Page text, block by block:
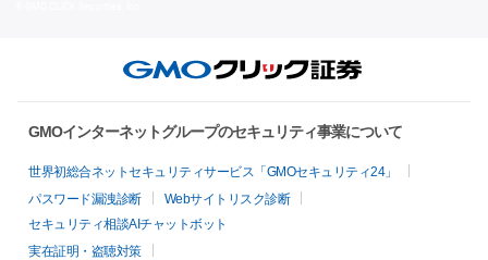
GMOインターネットグループのセキュリティ事業について
世界初総合ネットセキュリティサービス「GMOセキュリティ24」
パスワード漏洩診断
Webサイトリスク診断
セキュリティ相談AIチャットボット
実在証明・盗聴対策